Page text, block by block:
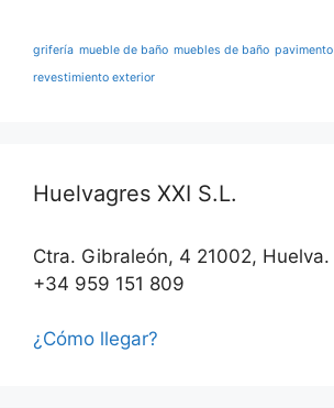
grifería mueble de baño muebles de baño pavimento
revestimiento exterior
Huelvagres XXI S.L.
Ctra. Gibraleón, 4 21002, Huelva.
+34 959 151 809
¿Cómo llegar?